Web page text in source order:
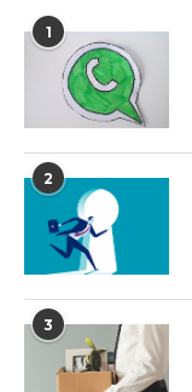
1
2
3